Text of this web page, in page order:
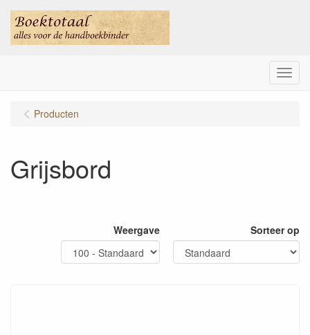
Menu
Producten
Grijsbord
Weergave Sorteer op